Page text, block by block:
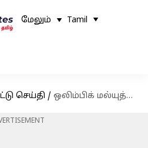
மேலும் Tamil
செய்தி / ஒலிம்பிக் மல்யுத்த வீரர் சுஷில் குமாரின் ஜாமீனை உச்ச நீதிமன்றம் ரத்து செய்தது